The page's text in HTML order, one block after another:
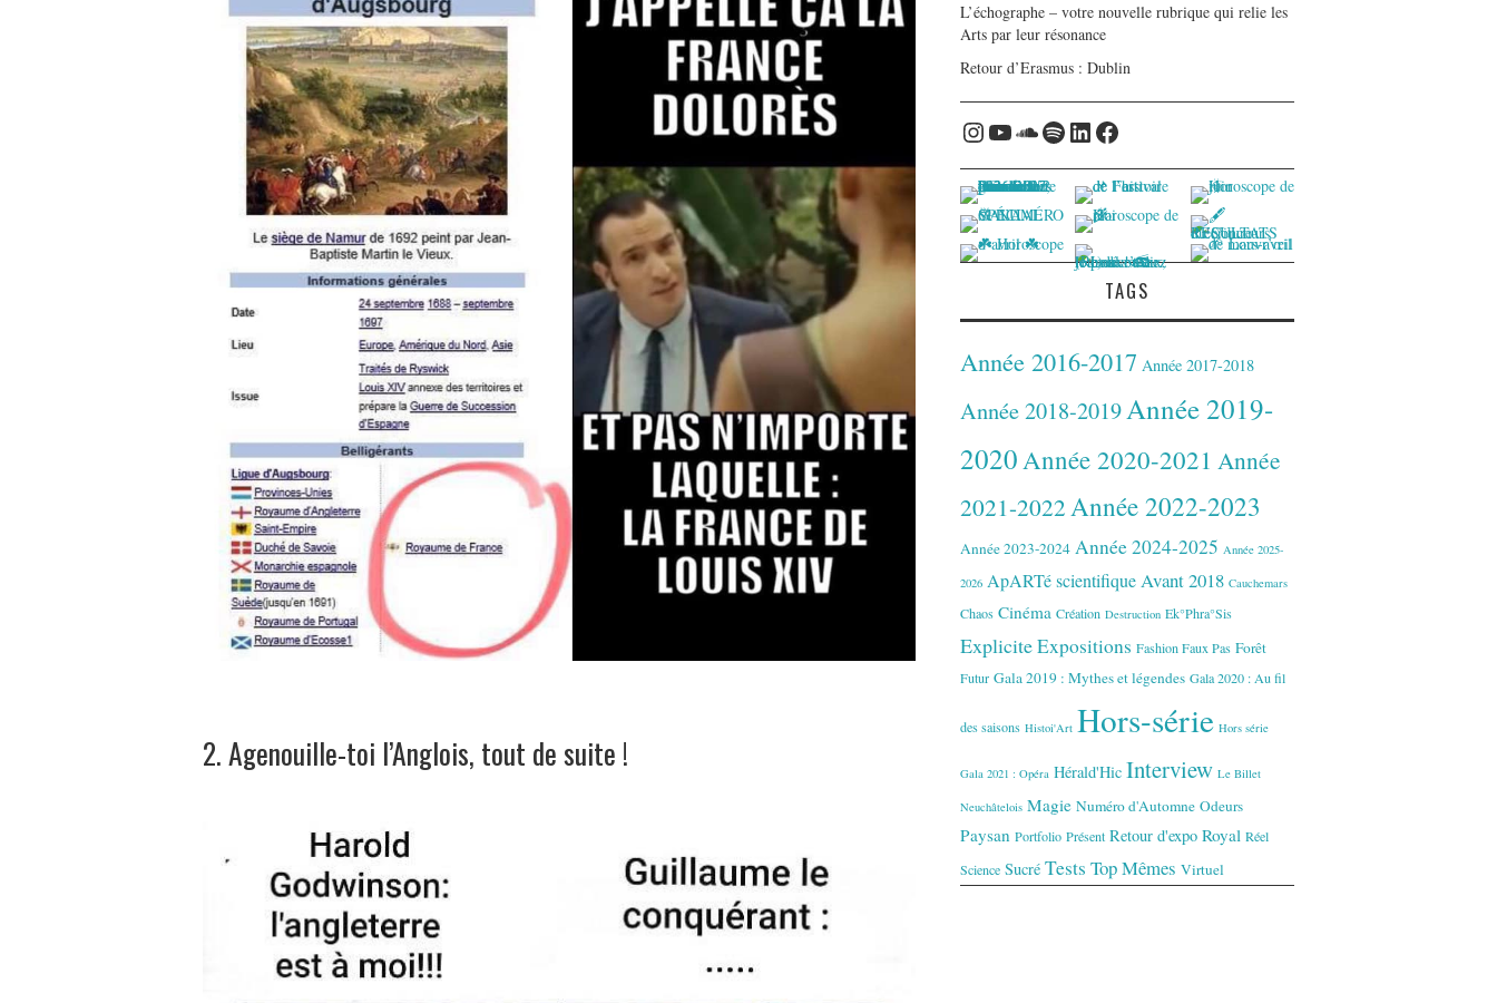
2. Agenouille-toi l’Anglois, tout de suite !
L’échographe – votre nouvelle rubrique qui relie les
Arts par leur résonance
Retour d’Erasmus : Dublin
Instagram
YouTube
Soundcloud
Spotify
LinkedIn
Facebook
TAGS
Année 2016-2017 Année 2017-2018
Année 2018-2019Année 2019-
2020Année 2020-2021 Année
2021-2022Année 2022-2023
Année 2023-2024 Année 2024-2025 Année 2025-
2026 ApARTé scientifiqueAvant 2018 Cauchemars
Chaos Cinéma Création Destruction Ek°Phra°Sis
ExpliciteExpositions Fashion Faux Pas Forêt
Futur Gala 2019 : Mythes et légendes Gala 2020 : Au fil
des saisons Histoi'Art Hors-série Hors série
Gala 2021 : Opéra Hérald'Hic Interview Le Billet
Neuchâtelois Magie Numéro d'Automne Odeurs
Paysan Portfolio Présent Retour d'expo Royal Réel
Science Sucré Tests Top Mêmes Virtuel